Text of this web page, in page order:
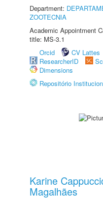
Department:
ZOOTECNIA
Academic Appointment
title: MS-3.1
Orcid
CV Lattes
ResearcherID
Dimensions
Repositório
Karine
Magalhães